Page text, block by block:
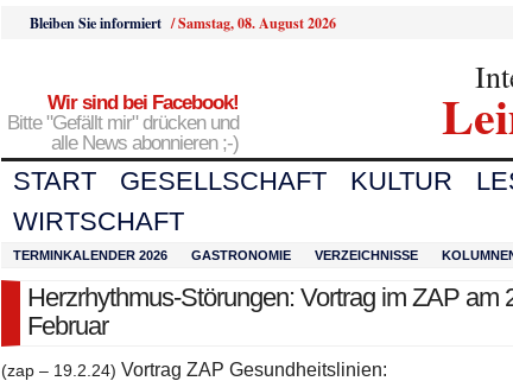
Bleiben Sie informiert /Samstag, 08. August 2026
Wir sind bei Facebook!
Bitte "Gefällt mir" drücken und
alle News abonnieren ;-)
START GESELLSCHAFT KULTUR
WIRTSCHAFT
TERMINKALENDER 2026 GASTRONOMIE VERZEICHNISSE
Herzrhythmus-Störungen: Vortrag im ZAP am
Februar
(zap – 19.2.24) Vortrag ZAP Gesundheitslinien: